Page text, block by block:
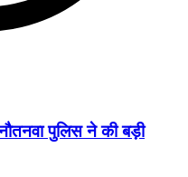
पुलिस ने की बड़ी